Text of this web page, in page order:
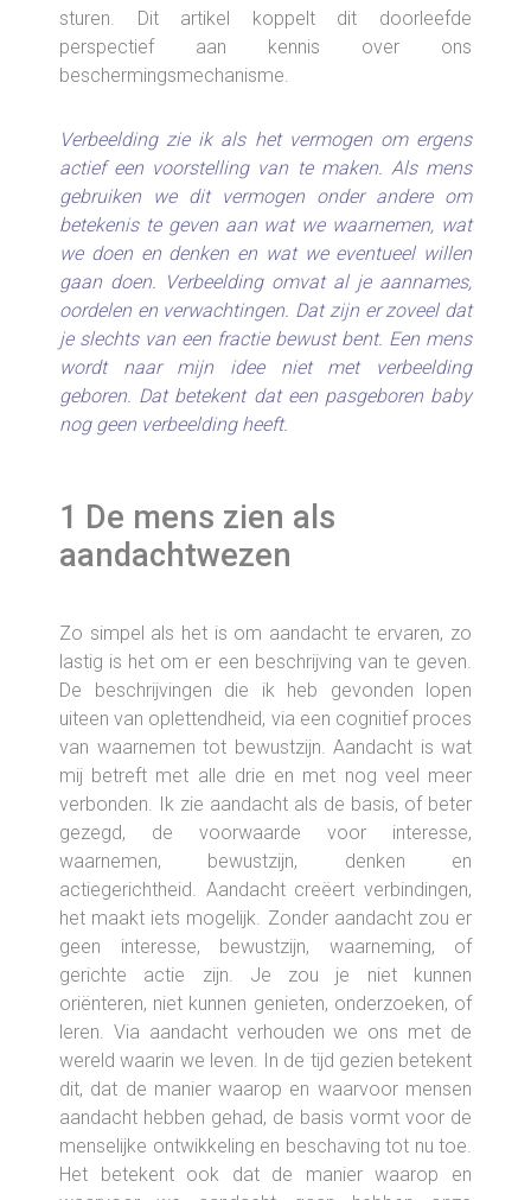
sturen. Dit artikel koppelt dit doorleefde
perspectief aan kennis over ons
beschermingsmechanisme.
Verbeelding zie ik als het vermogen om ergens
actief een voorstelling van te maken. Als mens
gebruiken we dit vermogen onder andere om
betekenis te geven aan wat we waarnemen, wat
we doen en denken en wat we eventueel willen
gaan doen. Verbeelding omvat al je aannames,
oordelen en verwachtingen. Dat zijn er zoveel dat
je slechts van een fractie bewust bent. Een mens
wordt naar mijn idee niet met verbeelding
geboren. Dat betekent dat een pasgeboren baby
nog geen verbeelding heeft.
1 De mens zien als
aandachtwezen
Zo simpel als het is om aandacht te ervaren, zo
lastig is het om er een beschrijving van te geven.
De beschrijvingen die ik heb gevonden lopen
uiteen van oplettendheid, via een cognitief proces
van waarnemen tot bewustzijn. Aandacht is wat
mij betreft met alle drie en met nog veel meer
verbonden. Ik zie aandacht als de basis, of beter
gezegd, de voorwaarde voor interesse,
waarnemen, bewustzijn, denken en
actiegerichtheid. Aandacht creëert verbindingen,
het maakt iets mogelijk. Zonder aandacht zou er
geen interesse, bewustzijn, waarneming, of
gerichte actie zijn. Je zou je niet kunnen
oriënteren, niet kunnen genieten, onderzoeken, of
leren. Via aandacht verhouden we ons met de
wereld waarin we leven. In de tijd gezien betekent
dit, dat de manier waarop en waarvoor mensen
aandacht hebben gehad, de basis vormt voor de
menselijke ontwikkeling en beschaving tot nu toe.
Het betekent ook dat de manier waarop en